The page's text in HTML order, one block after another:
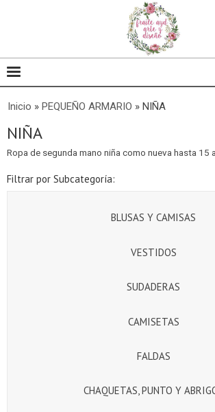
Inicio » PEQUEÑO ARMARIO » NIÑA
NIÑA
Ropa de segunda mano niña como nueva hasta 15
Filtrar por Subcategoría:
BLUSAS Y CAMISAS
VESTIDOS
SUDADERAS
CAMISETAS
FALDAS
CHAQUETAS, PUNTO Y